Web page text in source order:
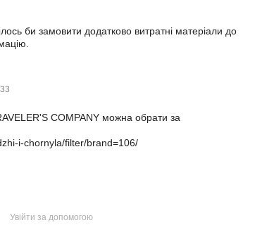
би замовити додатково витратні матеріали до
COMPANY можна обрати за
i-chornyla/filter/brand=106/
Увійти за допомогою